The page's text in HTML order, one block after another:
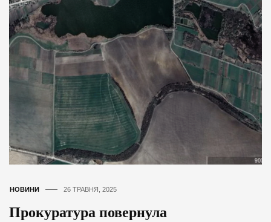
НОВИНИ 26 ТРАВНЯ, 2025
Прокуратура повернула